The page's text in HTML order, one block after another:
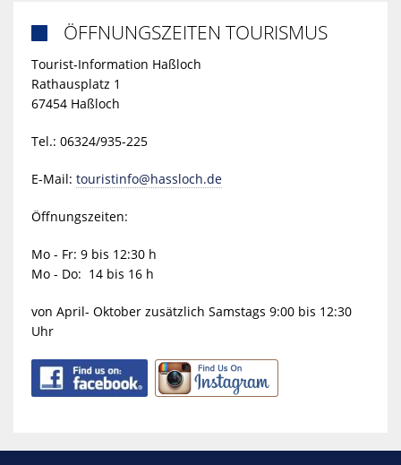
ÖFFNUNGSZEITEN TOURISMUS
Tourist-Information Haßloch
Rathausplatz 1
67454 Haßloch
Tel.: 06324/935-225
E-Mail: touristinfo@hassloch.de
Öffnungszeiten:
Mo - Fr: 9 bis 12:30 h
Mo - Do: 14 bis 16 h
von April- Oktober zusätzlich Samstags 9:00 bis 12:30
Uhr